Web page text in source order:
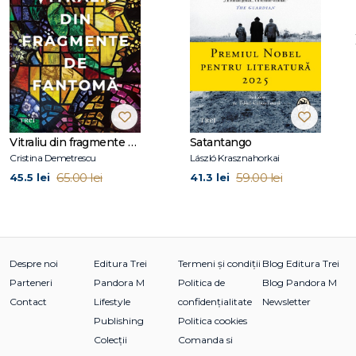
Imogen Crimp a studiat engleza la Cambridge, apoi a
obținut o diplomă de master în literatură contemporană la
University College of London, unde s-a specializat în
literatura modernistă scrisă de femei. Pentru o scurtă
perioadă, a urmat cursuri de canto la Conservatorul din
Londra.
O fată foarte drăguță este romanul ei de debut.
Vitraliu din fragmente de fantomă
Cristina Demetrescu
45.5 lei 65.00 lei
Satantango
László Krasznahorkai
41.3 lei 59.00 lei
Despre noi
Parteneri
Contact
Editura Trei
Pandora M
Lifestyle
Publishing
Colecții
Termeni și condiții
Politica de
confidențialitate
Politica cookies
Comanda si
Blog Editura Trei
Blog Pandora M
Newsletter